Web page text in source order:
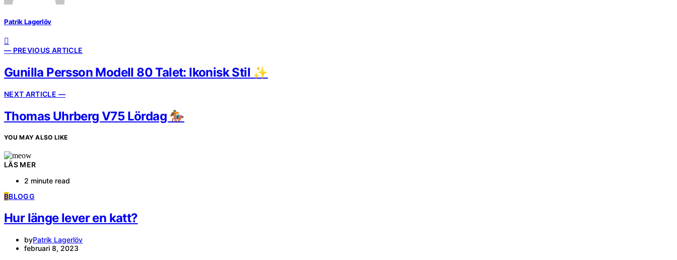
Patrik Lagerlöv
— PREVIOUS ARTICLE
Gunilla Persson Modell 80 Talet: Ikonisk Stil ✨
NEXT ARTICLE —
Thomas Uhrberg V75 Lördag 🏇
YOU MAY ALSO LIKE
LÄS MER
2 minute read
BBLOGG
Hur länge lever en katt?
byPatrik Lagerlöv
februari 8, 2023